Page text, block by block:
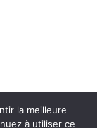
la meilleure
à utiliser ce